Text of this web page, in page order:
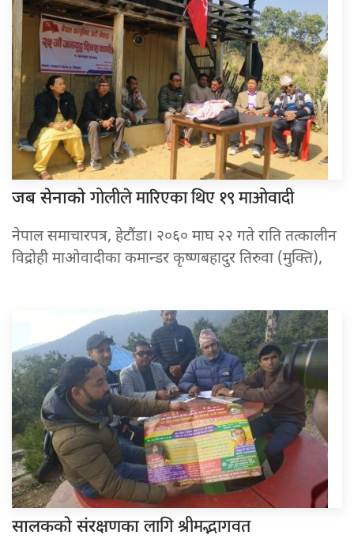
जब सेनाकोगोलीले मारिएका थिए १९ माओवादी
नेपाल समाचारपत्र, हेटौंडा। २०६० माघ २२ गते राति तत्कालीन
विद्रोही माओवादीका कमान्डर कृष्णबहादुर तिरुवा (मुक्ति),
सालकको संरक्षणकालागि श्रीमद्भागवत